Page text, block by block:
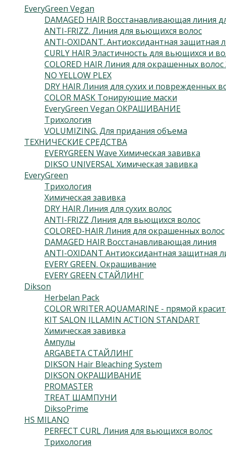
EveryGreen Vegan
DAMAGED HAIR Восстанавливающая линия
ANTI-FRIZZ. Линия для вьющихся волос
ANTI-OXIDANT. Антиоксидантная защитная
CURLY HAIR Эластичность для вьющихся и
COLORED HAIR Линия для окрашенных
NO YELLOW PLEX
DRY HAIR Линия для сухих и поврежденных
COLOR MASK Тонирующие маски
EveryGreen Vegan ОКРАШИВАНИЕ
Трихология
VOLUMIZING. Для придания объема
ТЕХНИЧЕСКИЕ СРЕДСТВА
EVERYGREEN Wave Химическая завивка
DIKSO UNIVERSAL Химическая завивка
EveryGreen
Трихология
Химическая завивка
DRY HAIR Линия для сухих волос
ANTI-FRIZZ Линия для вьющихся волос
COLORED-HAIR Линия для окрашенных волос
DAMAGED HAIR Восстанавливающая линия
ANTI-OXIDANT Антиоксидантная защитная
EVERY GREEN. Окрашивание
EVERY GREEN СТАЙЛИНГ
Dikson
Herbelan Pack
COLOR WRITER AQUAMARINE - прямой
KIT SALON ILLAMIN ACTION STANDART
Химическая завивка
Ампулы
ARGABETA СТАЙЛИНГ
DIKSON Hair Bleaching System
DIKSON ОКРАШИВАНИЕ
PROMASTER
TREAT ШАМПУНИ
DiksoPrime
HS MILANO
PERFECT CURL Линия для вьющихся волос
Трихология